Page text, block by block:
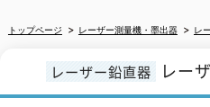
トップページ レーザー測量機・墨出器 レ
レーザー鉛直器 レー